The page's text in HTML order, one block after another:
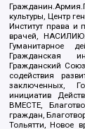
культуры, Центр
Институт права и
врачей,
Гуманитарное
Гражданская
Гражданский
содействия
заключенных,
инициатив
ВМЕСТЕ,
граждан,
Тольятти, Новое